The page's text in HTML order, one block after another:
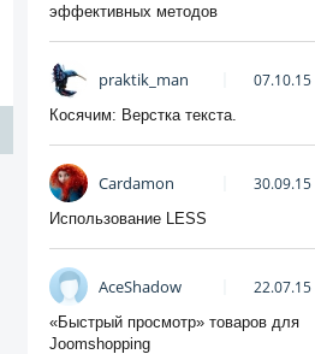
эффективных методов
praktik_man 07.10.15
Косячим: Верстка текста.
Cardamon 30.09.15
Использование LESS
AceShadow 22.07.15
«Быстрый просмотр» товаров для
Joomshopping